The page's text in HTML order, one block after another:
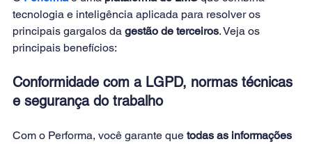
tecnologia e inteligência aplicada para resolver os
principais gargalos da gestão de terceiros. Veja os
principais benefícios:
Conformidade com a LGPD, normas técnicas
e segurança do trabalho
Com o Performa, você garante que todas as informações